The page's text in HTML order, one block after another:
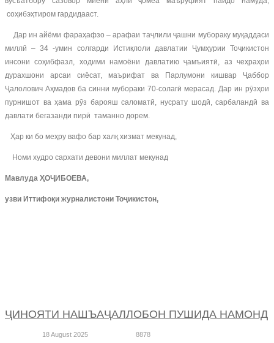
соҳибэҳтиром гардидааст.
Дар ин айёми фараҳафзо – арафаи таҷлили ҷашни мубораку муқаддаси
миллӣ – 34 -умин солгарди Истиқлоли давлатии Ҷумҳурии Тоҷикистон
инсони соҳибфазл, ходими намоёни давлатию ҷамъиятӣ, аз чеҳраҳои
дурахшони арсаи сиёсат, маърифат ва Парлумони кишвар Ҷаббор
Ҷалолович Аҳмадов ба синни мубораки 70-солагӣ мерасад. Дар ин рӯзҳои
пурнишот ва ҳама рӯз барояш саломатӣ, нусрату шодӣ, сарбаландӣ ва
давлати бегазанди пирӣ таманно дорем.
Ҳар ки бо меҳру вафо бар халқ хизмат мекунад,
Номи худро сархати девони миллат мекунад
Мавлуда ҲОҶИБОЕВА,
узви Иттифоқи журналистони Тоҷикистон,
ҶИНОЯТИ НАШЪАҶАЛЛОБОН ПУШИДА НАМОНД
18 August 2025 8878